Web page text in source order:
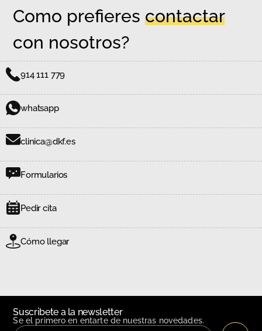
Como prefierescontactar
con nosotros?
914 111 779
whatsapp
clinica@dkf.es
Formularios
Pedir cita
Cómo llegar
Suscribete a la newsletter
Se el primero en entarte de nuestras novedades.